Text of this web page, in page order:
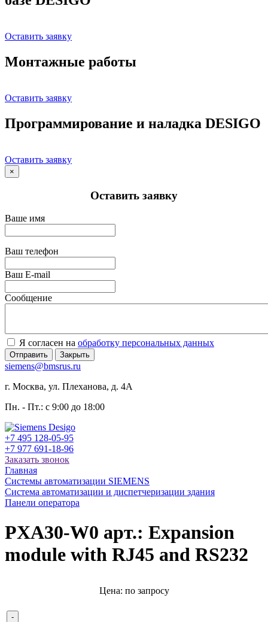
Оставить заявку
Монтажные работы
Оставить заявку
Программирование и наладка DESIGO
Оставить заявку
×
Оставить заявку
Ваше имя
Ваш телефон
Ваш E-mail
Сообщение
Я согласен на обработку персональных данных
Отправить Закрыть
siemens@bmsrus.ru
г. Москва, ул. Плеханова, д. 4А
Пн. - Пт.: c 9:00 до 18:00
+7 495 128-05-95
+7 977 691-18-96
Заказать звонок
Главная
Системы автоматизации SIEMENS
Система автоматизации и диспетчеризации здания
Панели оператора
PXA30-W0 арт.: Expansion
module with RJ45 and RS232
Цена: по запросу
-